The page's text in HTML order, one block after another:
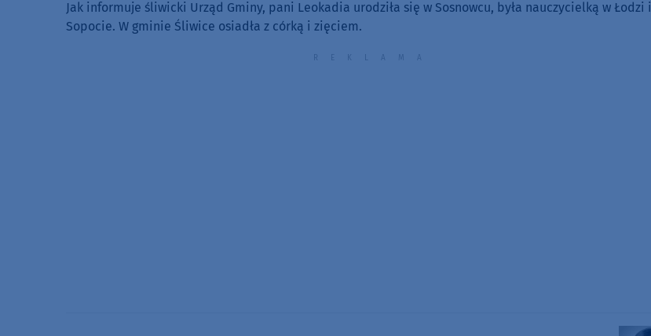
Jak informuje śliwicki Urząd Gminy, pani Leokadia urodziła się w Sosnowcu, była nauczycielką w Łodzi i
Sopocie. W gminie Śliwice osiadła z córką i zięciem.